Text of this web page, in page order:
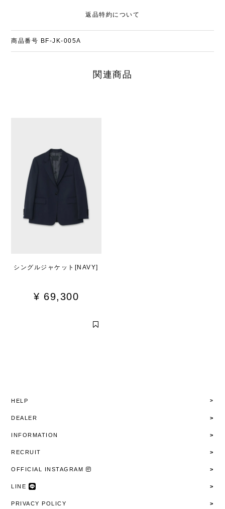
返品特約について
商品番号 BF-JK-005A
関連商品
シングルジャケット[NAVY]
¥ 69,300
HELP
DEALER
INFORMATION
RECRUIT
OFFICIAL INSTAGRAM
LINE
PRIVACY POLICY